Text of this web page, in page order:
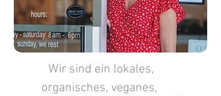
Wir sind ein lokales,
organisches, veganes,